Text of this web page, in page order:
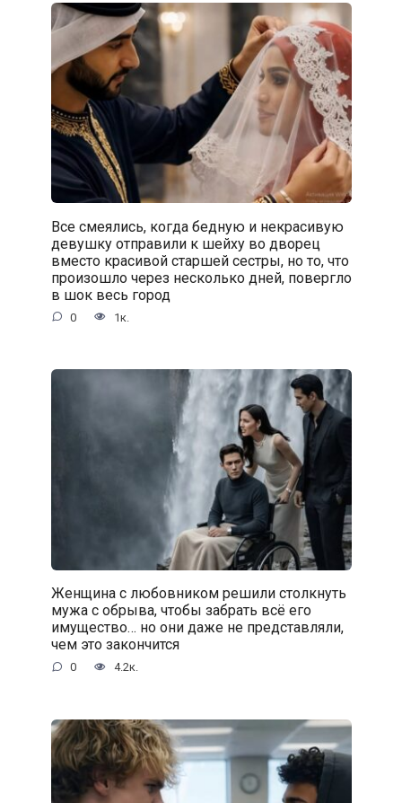
Все смеялись, когда бедную и некрасивую
девушку отправили к шейху во дворец
вместо красивой старшей сестры, но то, что
произошло через несколько дней, повергло
в шок весь город
0 1к.
Женщина с любовником решили столкнуть
мужа с обрыва, чтобы забрать всё его
имущество… но они даже не представляли,
чем это закончится
0 4.2к.